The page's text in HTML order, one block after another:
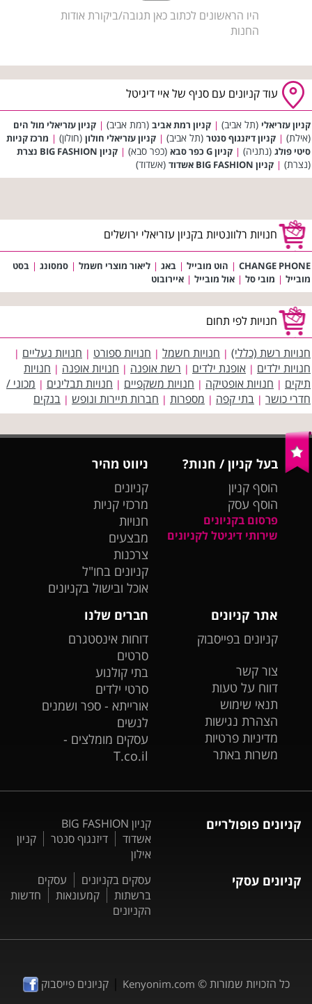
היו הראשונים לכתוב כאן תגובה/ביקורת אודות
החנות
עוד קניונים עם סניף של איי דיגיטל
קניון עזריאלי (תל אביב) | קניון רמת אביב (רמת אביב) | קניון עזריאלי מול הים
(אילת) | קניון דיזנגוף סנטר (תל אביב) | קניון עזריאלי חולון (חולון) | מרכז קניות
סיטי פולג (נתניה) | קניון G כפר סבא (כפר סבא) | קניון BIG FASHION נצרת
(נצרת) | קניון BIG FASHION אשדוד (אשדוד)
חנויות רלוונטיות בקניון עזריאלי ירושלים
CHANGE PHONE
| הוט מובייל | באג | ליאור מוצרי חשמל | סמסונג | בסט
מובייל | מובי סל | אול מובייל | איירובוט
חנויות לפי תחום
חנויות רשת (כללי) | חנויות חשמל | חנויות ספורט | חנויות נעליים |
חנויות ילדים | אופנת ילדים | רשת אופנה | חנויות אופנה | חנויות
תיקים | חנויות אופטיקה | חנויות משקפיים | חנויות תבלינים | מכוני /
חדרי כושר | בתי קפה | מספרות | חברות תיירות ונופש | בנקים
בעל קניון / חנות?
הוסף קניון
הוסף עסק
פרסום בקניונים
שירותי דיגיטל לקניונים
ניווט מהיר
קניונים
מרכזי קניות
חנויות
מבצעים
צרכנות
קניונים בחו"ל
אוכל ובישול בקניונים
אתר קניונים
קניונים בפייסבוק
צור קשר
דווח על טעות
תנאי שימוש
הצהרת נגישות
מדיניות פרטיות
משרות באתר
חברים שלנו
דוחות אינסטגרם
סרטים
בתי קולנוע
סרטי ילדים
אורייתא - ספר ושמנים
לנשים
עסקים מומלצים -
T.co.il
קניונים פופולריים
קניון BIG FASHION
אשדוד
דיזנגוף סנטר
קניון
אילון
קניונים עסקי עסקים בקניונים
עסקים
ברשתות
קמעונאות
חדשות
הקניונים
כל הזכויות שמורות © Kenyonim.com
|קניונים פייסבוק